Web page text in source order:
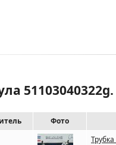
Фото